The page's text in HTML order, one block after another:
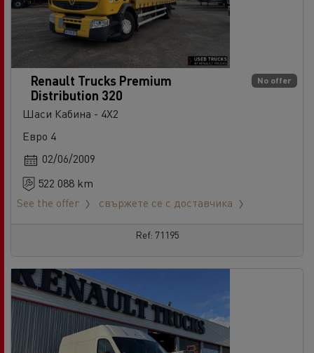
No offer
Renault Trucks Premium
Distribution 320
Шаси Кабина - 4X2
Евро 4
02/06/2009
522 088 km
See the offer
свържете се с доставчика
Ref: 71195